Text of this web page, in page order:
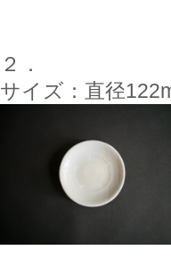
２．
サイズ：直径